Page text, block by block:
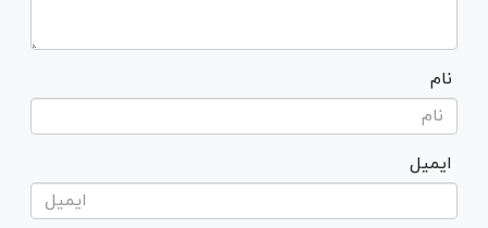
نام
ایمیل